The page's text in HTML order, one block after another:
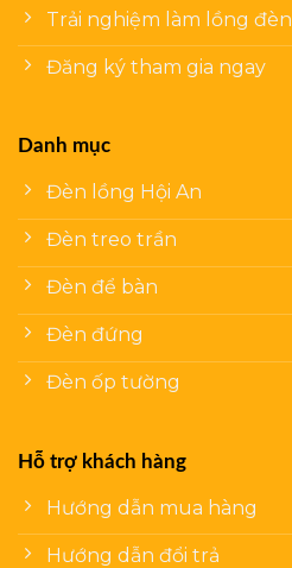
Trải nghiệm làm lồng đèn
Đăng ký tham gia ngay
Danh mục
Đèn lồng Hội An
Đèn treo trần
Đèn để bàn
Đèn đứng
Đèn ốp tường
Hỗ trợ khách hàng
Hướng dẫn mua hàng
Hướng dẫn đổi trả